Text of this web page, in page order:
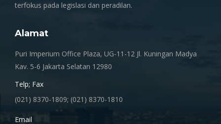
terfokus pada legislasi dan peradilan.
Alamat
Puri Imperium Office Plaza, UG-11-12 Jl. Kuningan Madya
Kav. 5-6 Jakarta Selatan 12980
Telp; Fax
(021) 8370-1809; (021) 8370-1810
Email